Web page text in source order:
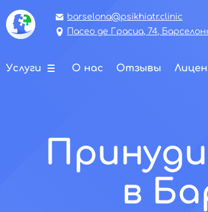
barselona@psikhiatr.clinic
Пасео де Грасиа, 74,
Услуги О нас Отзывы
в